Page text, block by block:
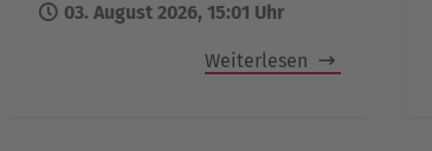
03. August 2026, 15:01 Uhr
Weiterlesen